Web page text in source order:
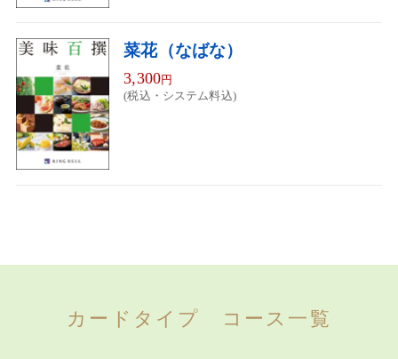
菜花（なばな）
3,300円
(税込・システム料込)
カードタイプ コース一覧